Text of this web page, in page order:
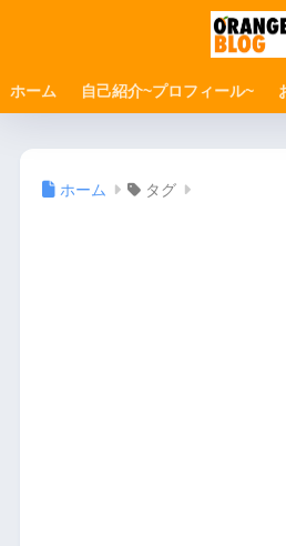
ホーム 自己紹介~プロフィール~
ホーム タグ